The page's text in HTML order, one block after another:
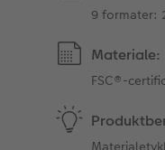
9 formater:
Materiale:
FSC®-